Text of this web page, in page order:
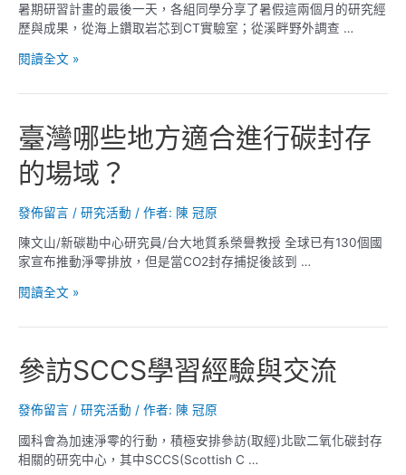
學
系、
洋
所、
及
新
碳
科
技
研
中
共
簽
學
交
流
(TEC)
年
會
暑期研習計畫的最後一天，各組同學分享了暑假這兩個月的研究經
歷與成果，從海上鑽取岩芯到CT實驗室；從溪畔野外調查 …
暑
研
生
期
末
表
錄
(2023/9/1)
閱讀全文 »
臺灣哪些地方適合進行碳封存
的場域？
發佈留言 / 研究活動 / 作者: 陳 冠原
陳文山/新碳勘中心研究員/台大地質系榮譽教授 全球已有130個國
家宣布推動淨零排放，但是當CO2封存捕捉後該到 …
臺
哪
地
方
適
進
行
閱讀全文 »
參訪SCCS學習經驗與交流
發佈留言 / 研究活動 / 作者: 陳 冠原
國科會為加速淨零的行動，積極安排參訪(取經)北歐二氧化碳封存
相關的研究中心，其中SCCS(Scottish C …